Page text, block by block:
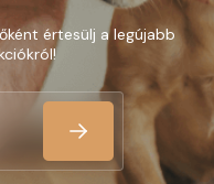
értesülj a legújabb